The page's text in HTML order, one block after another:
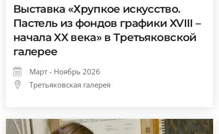
Выставка «Хрупкое искусство.
Пастель из фондов графики XVIII –
начала XX века» в Третьяковской
галерее
Март - Ноябрь 2026
Третьяковская галерея